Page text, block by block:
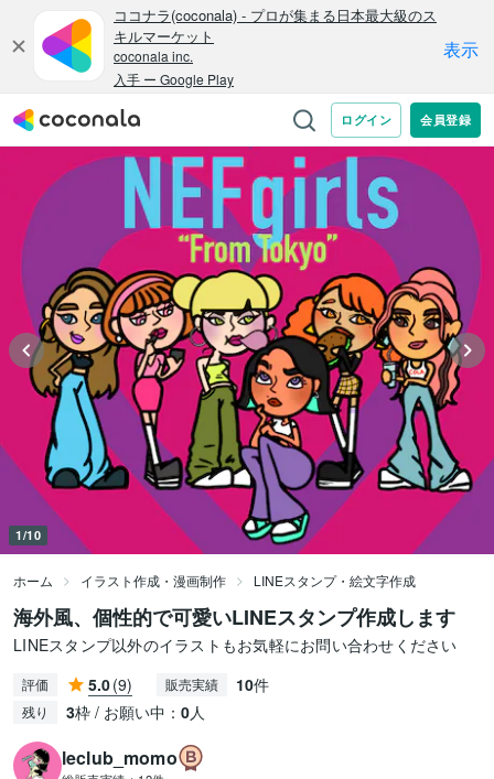
1/10
ホーム イラスト作成・漫画制作 LINEスタンプ・絵文字作成
海外風、個性的で可愛いLINEスタンプ作成します
LINEスタンプ以外のイラストもお気軽にお問い合わせください
評価 5.0(9) 販売実績 10件
残り 3枠 / お願い中： 0人
leclub_momo